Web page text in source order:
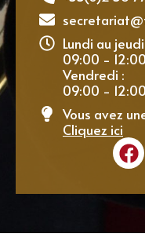
Lundi au
09:00 -
Vendredi :
09:00 -
Vous avez
Cliquez ici